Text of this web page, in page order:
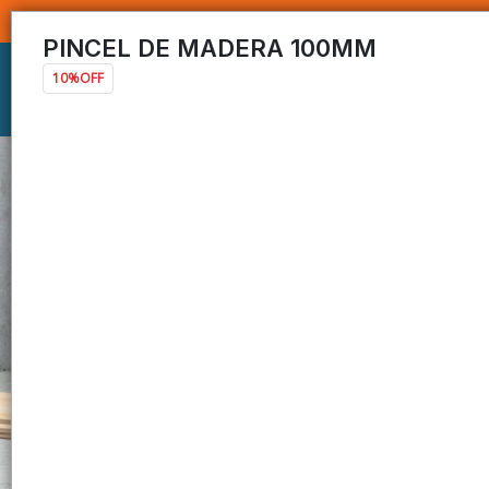
PINCEL DE MADERA 100MM
10%OFF